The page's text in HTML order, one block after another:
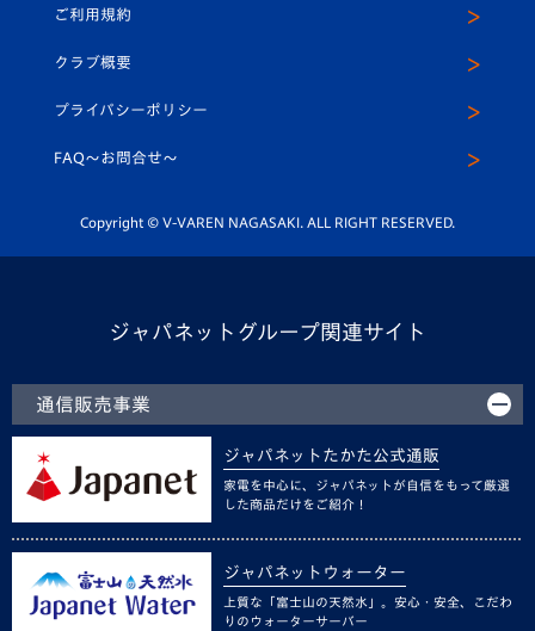
平和祈念活動
ホームタウン活動
スクール
ヴィヴィくんインスタグラム
公式LINE＠
ご利用規約
クラブ概要
プライバシーポリシー
FAQ〜お問合せ〜
Copyright © V-VAREN NAGASAKI. ALL RIGHT RESERVED.
ジャパネットグループ関連サイト
通信販売事業
ジャパネットたかた公式通販
家電を中心に、ジャパネットが自信をもって厳選
した商品だけをご紹介！
ジャパネットウォーター
上質な「富士山の天然水」。安心・安全、こだわ
りのウォーターサーバー